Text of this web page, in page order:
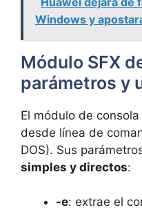
Windows y
Módulo SFX
parámetros y
El módulo de
desde línea de
DOS). Sus
simples y directos:
-e: extrae el